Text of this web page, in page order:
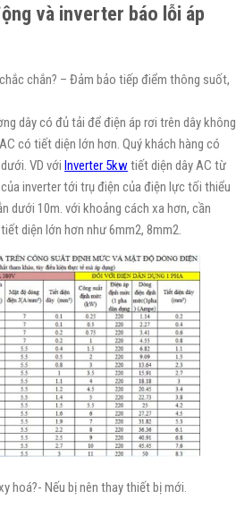
và inverter báo lỗi áp
chắn? – Đảm bảo tiếp điểm thông suốt,
dây có đủ tải để điện áp rơi trên dây không
có tiết diện lớn hơn. Quý khách hàng có
VD với Inverter 5kwtiết diện dây AC từ
inverter tới trụ điện của điện lực tối thiểu
dưới 10m. với khoảng cách xa hơn, cần
diện lớn hơn như 6mm2, 8mm2.
hoá?- Nếu bị nên thay thiết bị mới.